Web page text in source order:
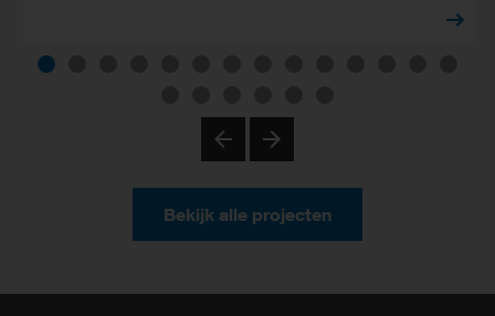
Bekijk alle projecten